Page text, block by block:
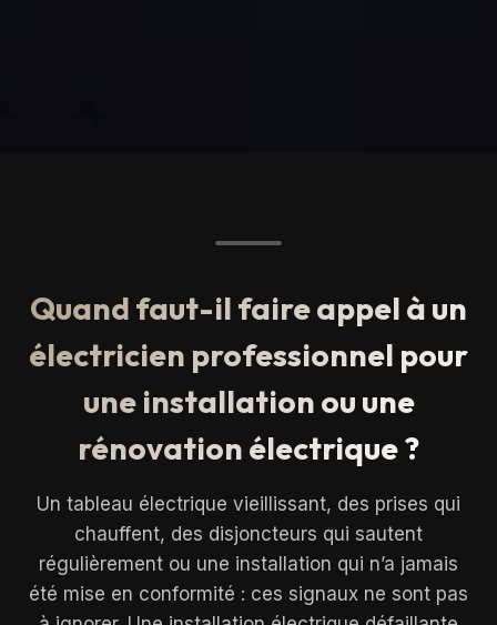
Quand faut-il faire appel à un
électricien professionnel pour
une installation ou une
rénovation électrique ?
Un tableau électrique vieillissant, des prises qui
chauffent, des disjoncteurs qui sautent
régulièrement ou une installation qui n’a jamais
été mise en conformité : ces signaux ne sont pas